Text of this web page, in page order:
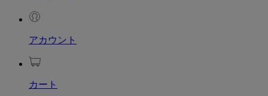
アカウント
カート